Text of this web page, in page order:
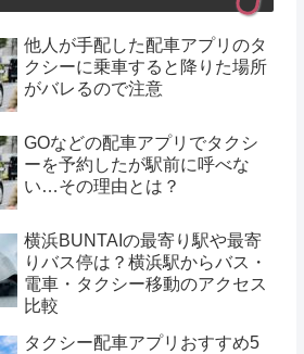
他人が手配した配車アプリのタ
クシーに乗車すると降りた場所
がバレるので注意
GOなどの配車アプリでタクシ
ーを予約したが駅前に呼べな
い…その理由とは？
横浜BUNTAIの最寄り駅や最寄
りバス停は？横浜駅からバス・
電車・タクシー移動のアクセス
比較
タクシー配車アプリおすすめ5